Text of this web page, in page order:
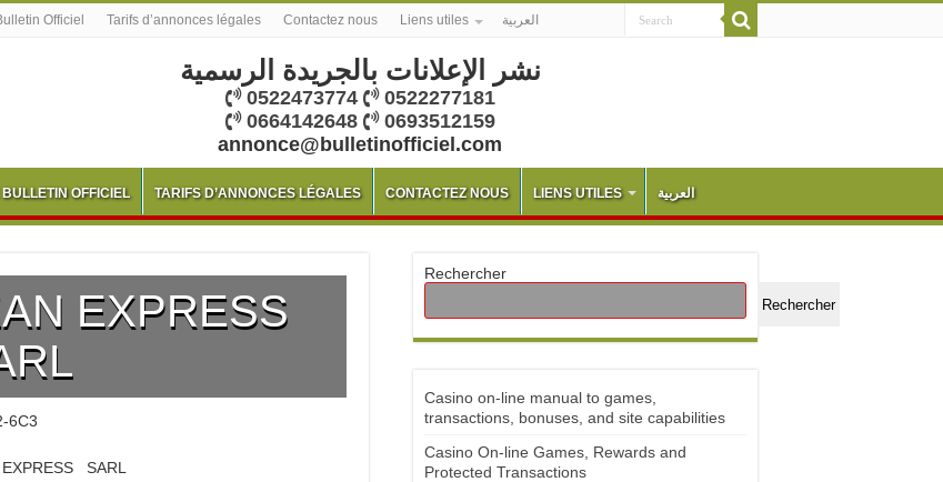
Officiel Tarifs d’annonces légales Contactez nous Liens utiles العربية
نشر الإعلانات بالجريدة الرسمية
0522473774
0522277181
0664142648
0693512159
annonce@bulletinofficiel.com
OFFICIEL TARIFS D’ANNONCES LÉGALES CONTACTEZ NOUS LIENS UTILES العربية
EXPRESS
6C3
SARL
Rechercher
Rechercher
Casino on-line manual to games,
transactions, bonuses, and site capabilities
Casino On-line Games, Rewards and
Protected Transactions